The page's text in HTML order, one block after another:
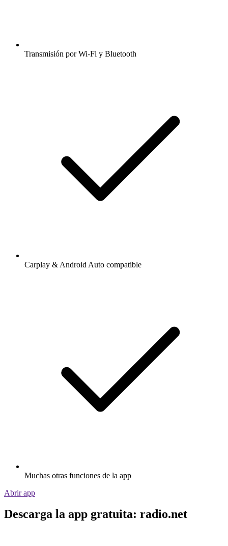
Transmisión por Wi-Fi y Bluetooth
Carplay & Android Auto compatible
Muchas otras funciones de la app
Abrir app
Descarga la app gratuita: radio.net